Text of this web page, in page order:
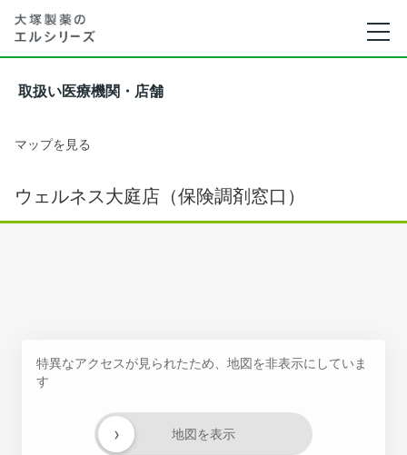
取扱い医療機関・店舗
マップを見る
ウェルネス大庭店（保険調剤窓口）
特異なアクセスが見られたため、地図を非表示にしていま
す
地図を表示
›